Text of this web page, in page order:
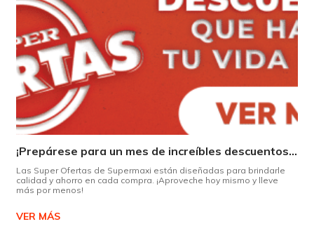
¡Prepárese para un mes de increíbles descuentos en Supermaxi!
Las Super Ofertas de Supermaxi están diseñadas para brindarle
calidad y ahorro en cada compra. ¡Aproveche hoy mismo y lleve
más por menos!
VER MÁS